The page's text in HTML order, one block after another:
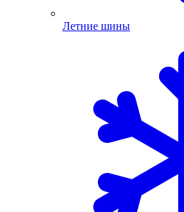
Летние шины